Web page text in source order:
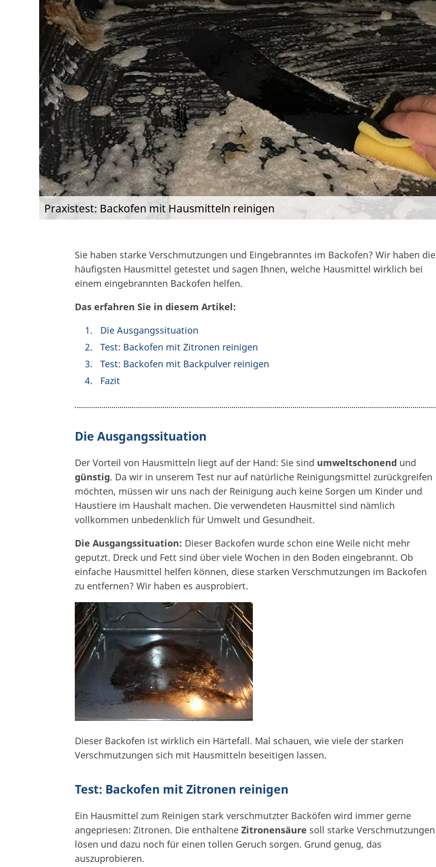
Praxistest: Backofen mit Hausmitteln reinigen
Sie haben starke Verschmutzungen und Eingebranntes im Backofen? Wir haben die
häufigsten Hausmittel getestet und sagen Ihnen, welche Hausmittel wirklich bei
einem eingebrannten Backofen helfen.
Das erfahren Sie in diesem Artikel:
Die Ausgangssituation
Test: Backofen mit Zitronen reinigen
Test: Backofen mit Backpulver reinigen
Fazit
Die Ausgangssituation
Der Vorteil von Hausmitteln liegt auf der Hand: Sie sind umweltschonend und
günstig. Da wir in unserem Test nur auf natürliche Reinigungsmittel zurückgreifen
möchten, müssen wir uns nach der Reinigung auch keine Sorgen um Kinder und
Haustiere im Haushalt machen. Die verwendeten Hausmittel sind nämlich
vollkommen unbedenklich für Umwelt und Gesundheit.
Die Ausgangssituation: Dieser Backofen wurde schon eine Weile nicht mehr
geputzt. Dreck und Fett sind über viele Wochen in den Boden eingebrannt. Ob
einfache Hausmittel helfen können, diese starken Verschmutzungen im Backofen
zu entfernen? Wir haben es ausprobiert.
Dieser Backofen ist wirklich ein Härtefall. Mal schauen, wie viele der starken
Verschmutzungen sich mit Hausmitteln beseitigen lassen.
Test: Backofen mit Zitronen reinigen
Ein Hausmittel zum Reinigen stark verschmutzter Backöfen wird immer gerne
angepriesen: Zitronen. Die enthaltene Zitronensäure soll starke Verschmutzungen
lösen und dazu noch für einen tollen Geruch sorgen. Grund genug, das
auszuprobieren.